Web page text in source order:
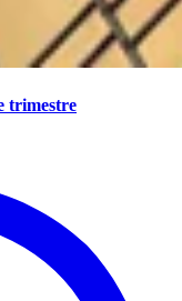
trimestre